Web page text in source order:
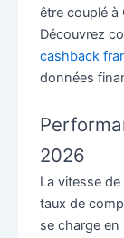
être couplé à
Découvrez
cashback
données
2026
La vitesse
taux de
se charge en